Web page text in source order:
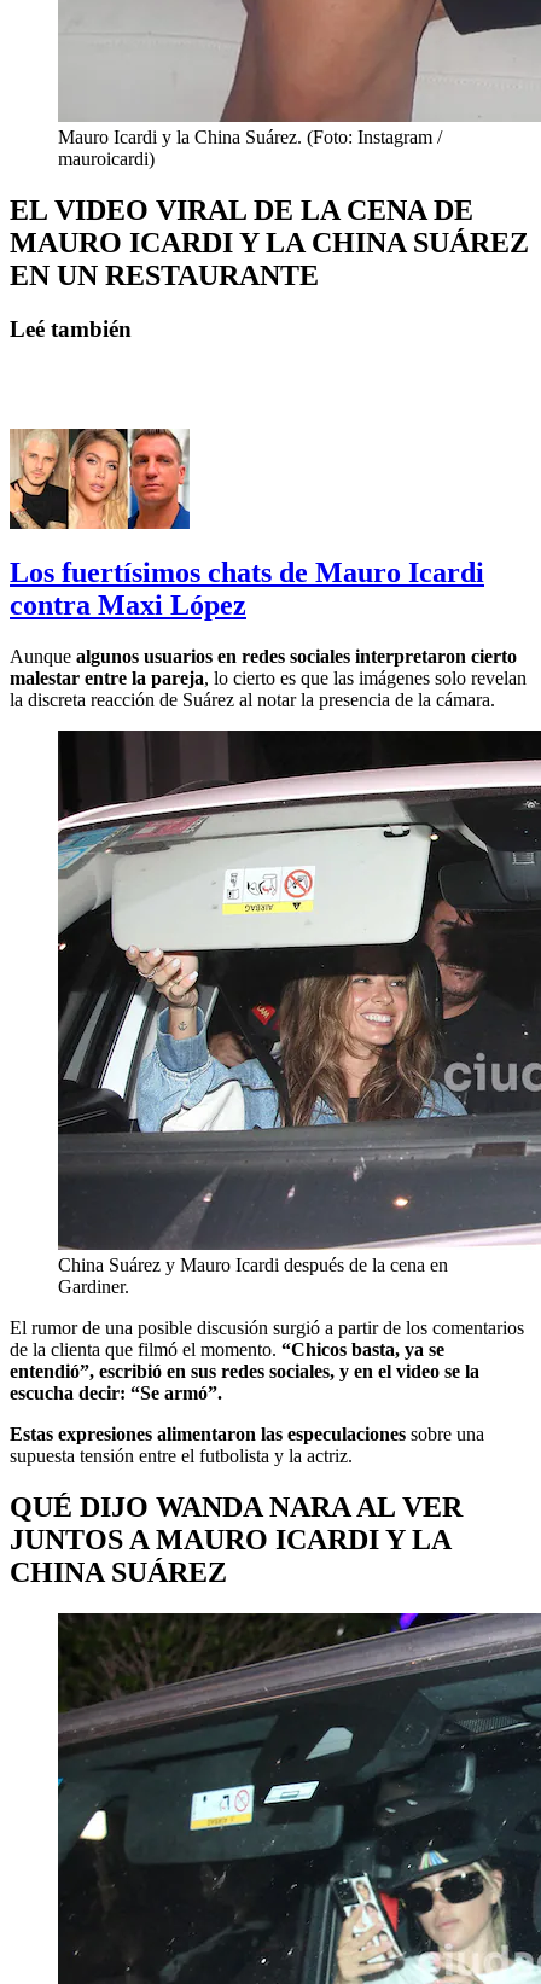
Mauro Icardi y la China Suárez. (Foto: Instagram /
mauroicardi)
EL VIDEO VIRAL DE LA CENA DE
MAURO ICARDI Y LA CHINA SUÁREZ
EN UN RESTAURANTE
Leé también
Los fuertísimos chats de Mauro Icardi
contra Maxi López
Aunque algunos usuarios en redes sociales interpretaron cierto
malestar entre la pareja, lo cierto es que las imágenes solo revelan
la discreta reacción de Suárez al notar la presencia de la cámara.
China Suárez y Mauro Icardi después de la cena en
Gardiner.
El rumor de una posible discusión surgió a partir de los comentarios
de la clienta que filmó el momento. “Chicos basta, ya se
entendió”, escribió en sus redes sociales, y en el video se la
escucha decir: “Se armó”.
Estas expresiones alimentaron las especulaciones sobre una
supuesta tensión entre el futbolista y la actriz.
QUÉ DIJO WANDA NARA AL VER
JUNTOS A MAURO ICARDI Y LA
CHINA SUÁREZ